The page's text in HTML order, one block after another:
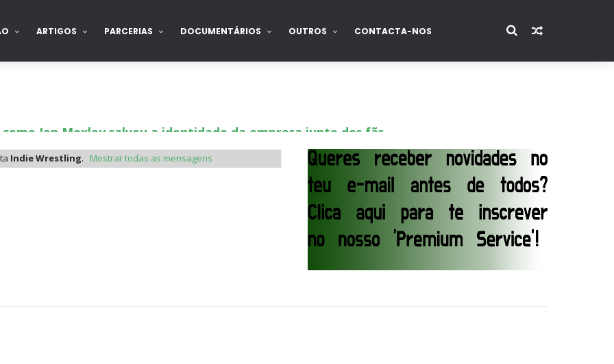
ARTIGOS PARCERIAS DOCUMENTÁRIOS OUTROS CONTACTA-NOS
Jon Moxley salvou a identidade da empresa junto dos fãs
perto de interromper combate de Brie Bella após lesão grave no ombro
All In
Indie Wrestling. Mostrar todas as mensagens